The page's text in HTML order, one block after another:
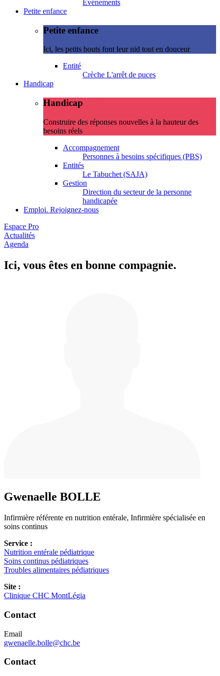
Evénements
Petite enfance
Petite enfance
Ici, les petits bouts font leur nid tout en douceur
Entité
Crèche L'arrêt de puces
Handicap
Handicap
Construire des réponses nouvelles à la hauteur des
besoins réels
Accompagnement
Personnes à besoins spécifiques (PBS)
Entités
Le Tabuchet (SAJA)
Gestion
Direction du secteur de la personne
handicapée
Emploi. Rejoignez-nous
Espace Pro
Actualités
Agenda
Ici, vous êtes en bonne compagnie.
Gwenaelle BOLLE
Infirmière référente en nutrition entérale, Infirmière spécialisée en
soins continus
Service :
Nutrition entérale pédiatrique
Soins continus pédiatriques
Troubles alimentaires pédiatriques
Site :
Clinique CHC MontLégia
Contact
Email
gwenaelle.bolle@chc.be
Contact